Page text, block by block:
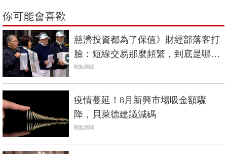
你可能會喜歡
慈濟投資都為了保值》財經部落客打
臉：短線交易那麼頻繁，到底是哪裡
穩健？
觀點新聞
疫情蔓延！8月新興市場吸金額驟
降，貝萊德建議減碼
觀點新聞